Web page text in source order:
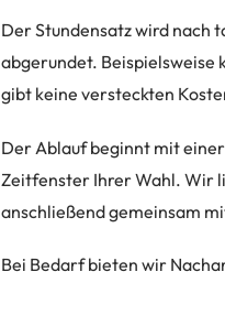
Der Stundensatz wird nach
abgerundet. Beispielsweise
gibt keine versteckten
Der Ablauf beginnt mit
Zeitfenster Ihrer Wahl. Wir
anschließend gemeinsam
Bei Bedarf bieten wir